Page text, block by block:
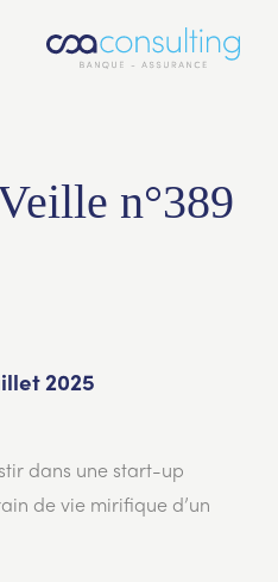
n°389
2025
dans une start-up
de vie mirifique d’un